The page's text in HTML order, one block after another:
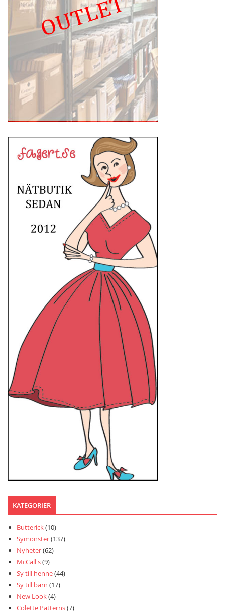
KATEGORIER
Butterick(10)
Symönster(137)
Nyheter(62)
McCall's(9)
Sy till henne(44)
Sy till barn (17)
New Look(4)
Colette Patterns(7)